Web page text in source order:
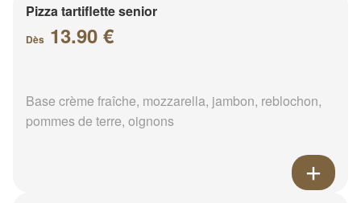
Pizza tartiflette senior
Dès 13.90 €
Base crème fraîche, mozzarella, jambon, reblochon,
pommes de terre, oignons